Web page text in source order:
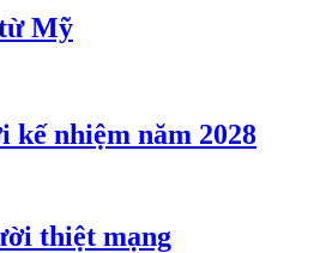
Mỹ
kế nhiệm năm 2028
thiệt mạng